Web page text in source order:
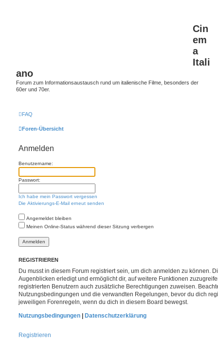
Cin
em
a
Itali
ano
Forum zum Informationsaustausch rund um italienische Filme, besonders der
60er und 70er.
FAQ
Foren-Übersicht
Anmelden
Benutzername:
Passwort:
Ich habe mein Passwort vergessen
Die Aktivierungs-E-Mail erneut senden
Angemeldet bleiben
Meinen Online-Status während dieser Sitzung verbergen
REGISTRIEREN
Du musst in diesem Forum registriert sein, um dich anmelden zu können.
Augenblicken erledigt und ermöglicht dir, auf weitere Funktionen
registrierten Benutzern auch zusätzliche Berechtigungen zuweisen.
Nutzungsbedingungen und die verwandten Regelungen, bevor du dich
jeweiligen Forenregeln, wenn du dich in diesem Board bewegst.
Nutzungsbedingungen
Datenschutzerklärung
Registrieren